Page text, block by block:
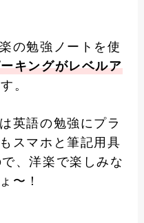
の勉強ノートを使
キングがレベルア
。
英語の勉強にプラ
スマホと筆記用具
、洋楽で楽しみな
〜！